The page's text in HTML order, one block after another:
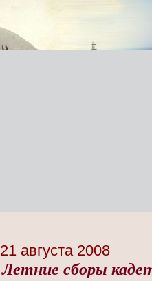
21 августа 2008
Летние сборы